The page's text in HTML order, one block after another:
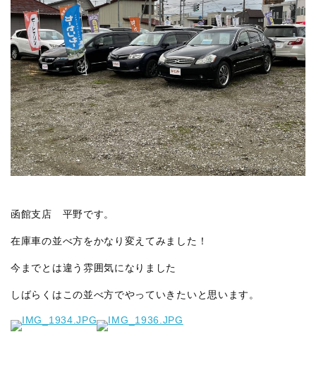
函館支店 平野です。
在庫車の並べ方をかなり変えてみました！
今までとは違う雰囲気になりました
しばらくはこの並べ方でやっていきたいと思います。